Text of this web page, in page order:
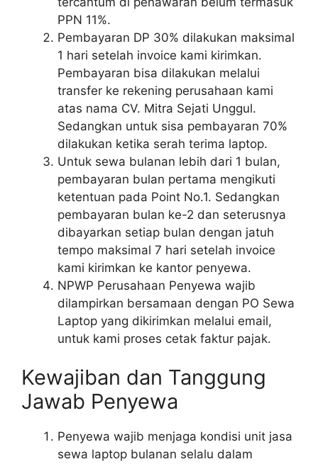
PPN 11%.
Pembayaran DP 30% dilakukan maksimal
1 hari setelah invoice kami kirimkan.
Pembayaran bisa dilakukan melalui
transfer ke rekening perusahaan kami
atas nama CV. Mitra Sejati Unggul.
Sedangkan untuk sisa pembayaran 70%
dilakukan ketika serah terima laptop.
Untuk sewa bulanan lebih dari 1 bulan,
pembayaran bulan pertama mengikuti
ketentuan pada Point No.1. Sedangkan
pembayaran bulan ke-2 dan seterusnya
dibayarkan setiap bulan dengan jatuh
tempo maksimal 7 hari setelah invoice
kami kirimkan ke kantor penyewa.
NPWP Perusahaan Penyewa wajib
dilampirkan bersamaan dengan PO Sewa
Laptop yang dikirimkan melalui email,
untuk kami proses cetak faktur pajak.
Kewajiban dan Tanggung
Jawab Penyewa
Penyewa wajib menjaga kondisi unit jasa
sewa laptop bulanan selalu dalam